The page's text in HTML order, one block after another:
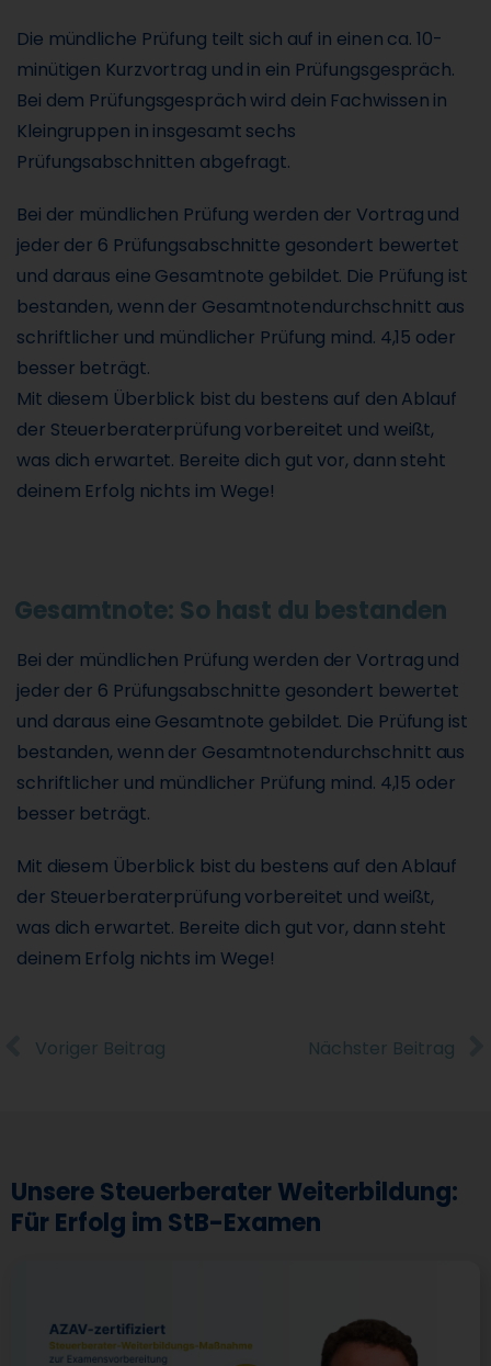
Die mündliche Prüfung teilt sich auf in einen ca. 10-
minütigen Kurzvortrag und in ein Prüfungsgespräch.
Bei dem Prüfungsgespräch wird dein Fachwissen in
Kleingruppen in insgesamt sechs
Prüfungsabschnitten abgefragt.
Bei der mündlichen Prüfung werden der Vortrag und
jeder der 6 Prüfungsabschnitte gesondert bewertet
und daraus eine Gesamtnote gebildet. Die Prüfung ist
bestanden, wenn der Gesamtnotendurchschnitt aus
schriftlicher und mündlicher Prüfung mind. 4,15 oder
besser beträgt.
Mit diesem Überblick bist du bestens auf den Ablauf
der Steuerberaterprüfung vorbereitet und weißt,
was dich erwartet. Bereite dich gut vor, dann steht
deinem Erfolg nichts im Wege!
Gesamtnote: So hast du bestanden
Bei der mündlichen Prüfung werden der Vortrag und
jeder der 6 Prüfungsabschnitte gesondert bewertet
und daraus eine Gesamtnote gebildet. Die Prüfung ist
bestanden, wenn der Gesamtnotendurchschnitt aus
schriftlicher und mündlicher Prüfung mind. 4,15 oder
besser beträgt.
Mit diesem Überblick bist du bestens auf den Ablauf
der Steuerberaterprüfung vorbereitet und weißt,
was dich erwartet. Bereite dich gut vor, dann steht
deinem Erfolg nichts im Wege!
Voriger Beitrag Nächster Beitrag
Unsere Steuerberater Weiterbildung:
Für Erfolg im StB-Examen